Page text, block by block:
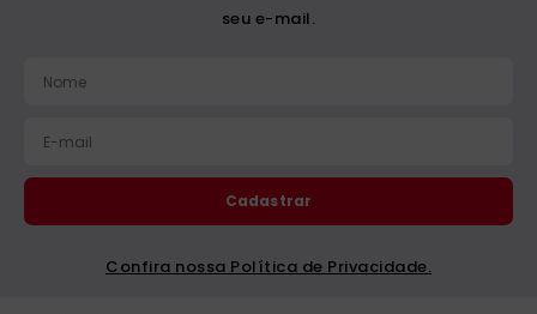
seu e-mail.
Confira nossa Política de Privacidade.
Cadastrar